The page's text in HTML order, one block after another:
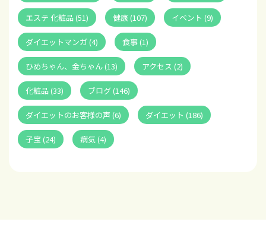
エステ 化粧品 (51) 健康 (107) イベント (9)
ダイエットマンガ (4) 食事 (1)
ひめちゃん、金ちゃん (13) アクセス (2)
化粧品 (33) ブログ (146)
ダイエットのお客様の声 (6) ダイエット (186)
子宝 (24) 病気 (4)